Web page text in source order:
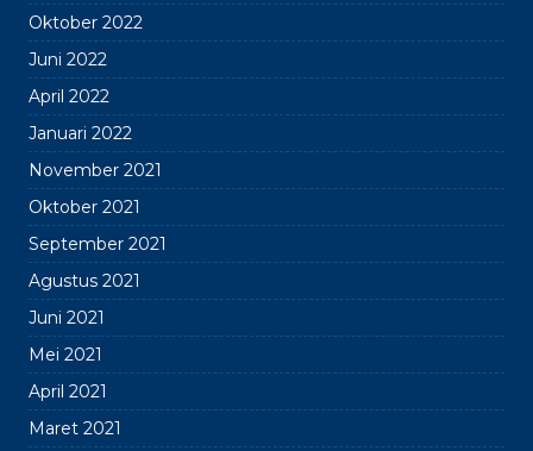
Oktober 2022
Juni 2022
April 2022
Januari 2022
November 2021
Oktober 2021
September 2021
Agustus 2021
Juni 2021
Mei 2021
April 2021
Maret 2021